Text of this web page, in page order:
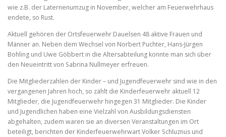
wie z.B. der Laternenumzug in November, welcher am Feuerwehrhaus
endete, so Rust.
Aktuell gehören der Ortsfeuerwehr Dauelsen 48 aktive Frauen und
Männer an. Neben dem Wechsel von Norbert Puchter, Hans-Jürgen
Bohling und Uwe Göbbert in die Altersabteilung konnte man sich über
den Neueintritt von Sabrina Nullmeyer erfreuen.
Die Mitgliederzahlen der Kinder – und Jugendfeuerwehr sind wie in den
vergangenen Jahren hoch, so zählt die Kinderfeuerwehr aktuell 12
Mitglieder, die Jugendfeuerwehr hingegen 31 Mitglieder. Die Kinder
und Jugendlichen haben eine Vielzahl von Ausbildungsdiensten
abgehalten, zudem waren sie an diversen Veranstaltungen im Ort
beteiligt, berichten der Kinderfeuerwehrwart Volker Schluznus und